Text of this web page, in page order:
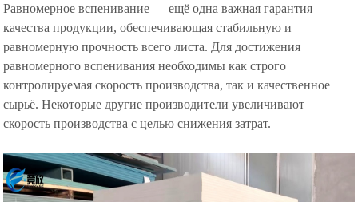
Равномерное вспенивание — ещё одна важная гарантия
качества продукции, обеспечивающая стабильную и
равномерную прочность всего листа. Для достижения
равномерного вспенивания необходимы как строго
контролируемая скорость производства, так и качественное
сырьё. Некоторые другие производители увеличивают
скорость производства с целью снижения затрат.